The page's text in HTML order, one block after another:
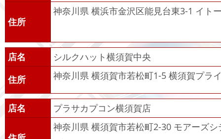
住所
神奈川県 横浜市金沢区能見台東3-1 イト
店名
シルクハット横須賀中央
住所
神奈川県 横須賀市若松町1-5 横須賀プラ
店名 プラサカプコン横須賀店
神奈川県 横須賀市若松町2-30 モアーズ